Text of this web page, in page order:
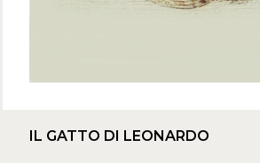
IL GATTO DI LEONARDO